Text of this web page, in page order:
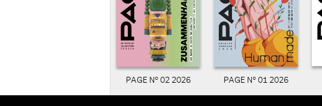
PAGE N° 02 2026 PAGE N° 01 2026